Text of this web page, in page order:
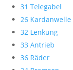
31 Telegabel
26 Kardanwelle
32 Lenkung
33 Antrieb
36 Räder